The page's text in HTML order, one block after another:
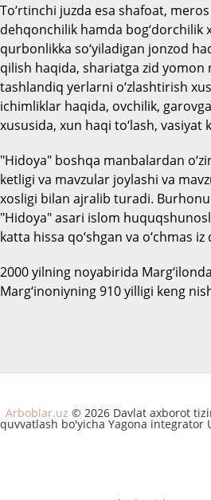
To‘rtinchi juzda esa shafoat,
dehqonchilik hamda bog‘dorchilik
qurbonlikka so‘yiladigan jonzod
qilish haqida, shariatga zid yomon
tashlandiq yerlarni o‘zlashtirish
ichimliklar haqida, ovchilik,
xususida, xun haqi to‘lash,
"Hidoya" boshqa manbalardan
ketligi va mavzular joylashi va
xosligi bilan ajralib turadi.
"Hidoya" asari islom
katta hissa qo‘shgan va o‘chmas
2000 yilning noyabirida
Marg‘inoniyning 910 yilligi keng
Arboblar.uz © 2026 Davlat axborot
quvvatlash bo'yicha Yagona integrator